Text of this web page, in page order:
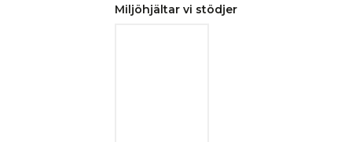
Miljöhjältar vi stödjer